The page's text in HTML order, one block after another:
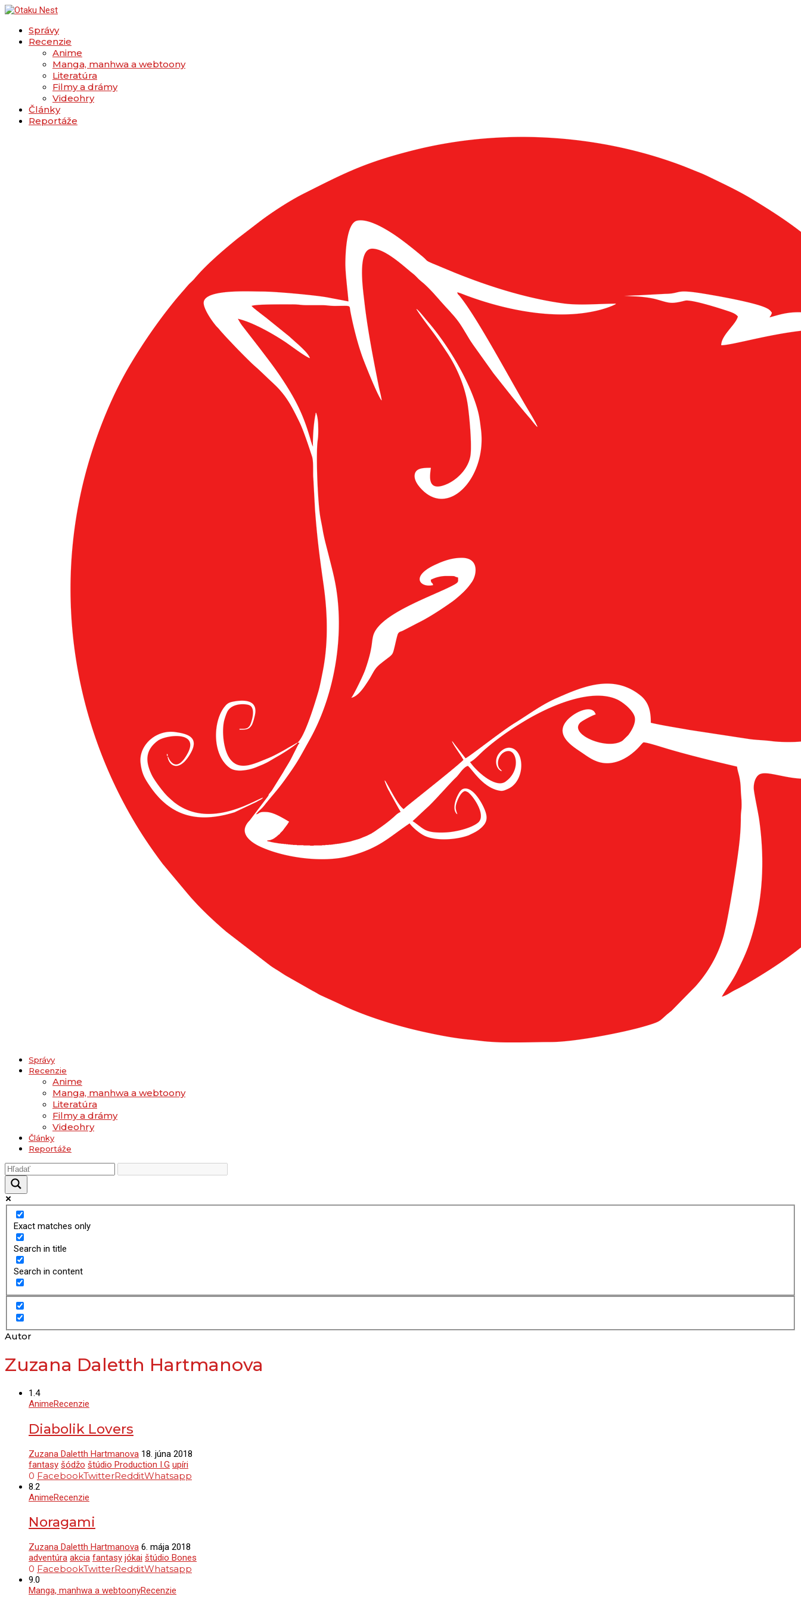
Správy
Recenzie
Anime
Manga, manhwa a webtoony
Literatúra
Filmy a drámy
Videohry
Články
Reportáže
Správy
Recenzie
Anime
Manga, manhwa a webtoony
Literatúra
Filmy a drámy
Videohry
Články
Reportáže
Exact matches only
Search in title
Search in content
Autor
Zuzana Daletth Hartmanova
1.4
AnimeRecenzie
Diabolik Lovers
Zuzana Daletth Hartmanova 18. júna 2018
fantasy šódžo štúdio Production I.G upíri
0 FacebookTwitterRedditWhatsapp
8.2
AnimeRecenzie
Noragami
Zuzana Daletth Hartmanova 6. mája 2018
adventúra akcia fantasy jókai štúdio Bones
0 FacebookTwitterRedditWhatsapp
9.0
Manga, manhwa a webtoonyRecenzie